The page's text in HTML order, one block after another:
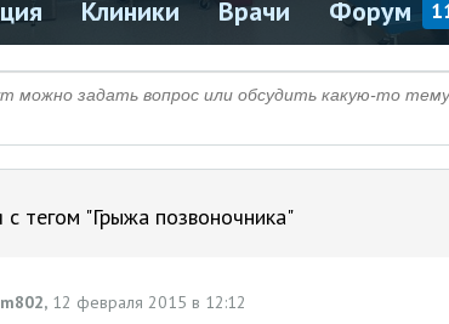
Клиники Врачи Форум
тегом "Грыжа позвоночника"
12 февраля 2015 в 12:12